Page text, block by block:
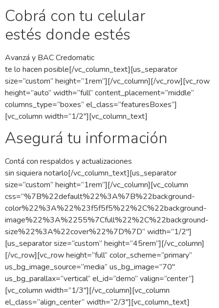
Cobrá con tu celular
estés donde estés
Avanzá y BAC Credomatic
te lo hacen posible[/vc_column_text][us_separator
size=”custom” height=”1rem”][/vc_column][/vc_row][vc_row
height=”auto” width=”full” content_placement=”middle”
columns_type=”boxes” el_class=”featuresBoxes”]
[vc_column width=”1/2″][vc_column_text]
Asegurá tu información
Contá con respaldos y actualizaciones
sin siquiera notarlo[/vc_column_text][us_separator
size=”custom” height=”1rem”][/vc_column][vc_column
css=”%7B%22default%22%3A%7B%22background-
color%22%3A%22%23f5f5f5%22%2C%22background-
image%22%3A%2255%7Cfull%22%2C%22background-
size%22%3A%22cover%22%7D%7D” width=”1/2″]
[us_separator size=”custom” height=”45rem”][/vc_column]
[/vc_row][vc_row height=”full” color_scheme=”primary”
us_bg_image_source=”media” us_bg_image=”70″
us_bg_parallax=”vertical” el_id=”demo” valign=”center”]
[vc_column width=”1/3″][/vc_column][vc_column
el_class=”align_center” width=”2/3″][vc_column_text]